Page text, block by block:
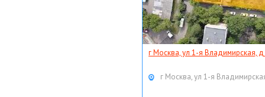
г Москва, ул 1-я Владимирская, д
г Москва, ул 1-я